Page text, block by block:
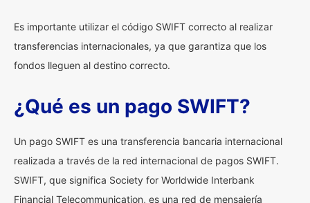
Es importante utilizar el código SWIFT correcto al realizar
transferencias internacionales, ya que garantiza que los
fondos lleguen al destino correcto.
¿Qué es un pago SWIFT?
Un pago SWIFT es una transferencia bancaria internacional
realizada a través de la red internacional de pagos SWIFT.
SWIFT, que significa Society for Worldwide Interbank
Financial Telecommunication, es una red de mensajería